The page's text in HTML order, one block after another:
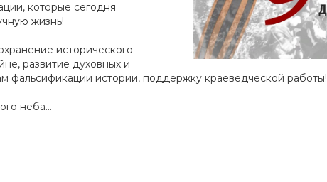
которые сегодня
жизнь!
исторического
развитие духовных и
фальсификации истории, поддержку краеведческой работы!
неба...